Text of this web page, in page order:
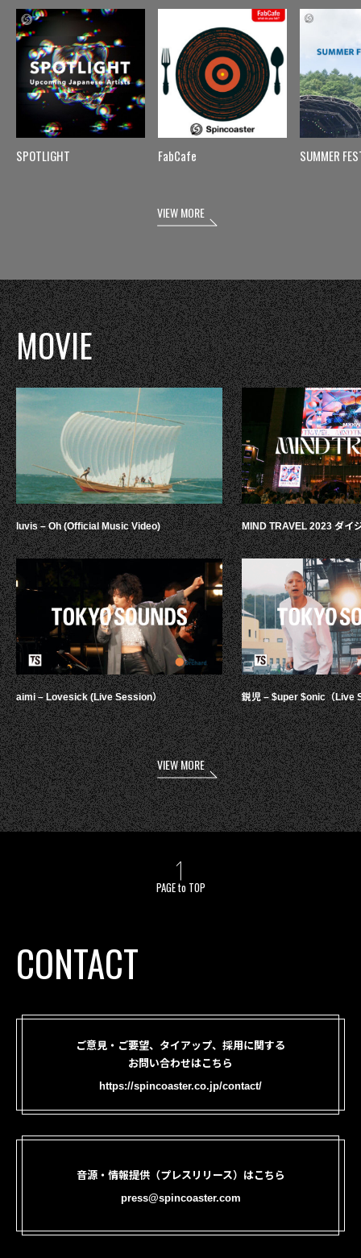
SPOTLIGHT FabCafe SUMMER
VIEW MORE
MOVIE
luvis – Oh (Official Music Video)
aimi – Lovesick (Live Session）
MIND TRAVEL 2023 ダイ
鋭児 – $uper $onic（Live
VIEW MORE
PAGE to TOP
CONTACT
ご意見・ご要望、タイアップ、採用に関する
お問い合わせはこちら
https://spincoaster.co.jp/contact/
音源・情報提供（プレスリリース）はこちら
press@spincoaster.com